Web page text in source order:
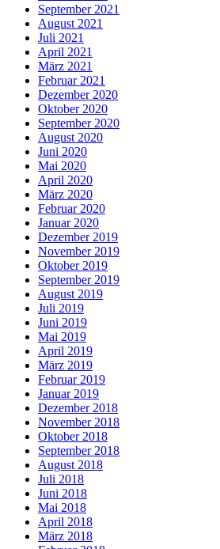
September 2021
August 2021
Juli 2021
April 2021
März 2021
Februar 2021
Dezember 2020
Oktober 2020
September 2020
August 2020
Juni 2020
Mai 2020
April 2020
März 2020
Februar 2020
Januar 2020
Dezember 2019
November 2019
Oktober 2019
September 2019
August 2019
Juli 2019
Juni 2019
Mai 2019
April 2019
März 2019
Februar 2019
Januar 2019
Dezember 2018
November 2018
Oktober 2018
September 2018
August 2018
Juli 2018
Juni 2018
Mai 2018
April 2018
März 2018